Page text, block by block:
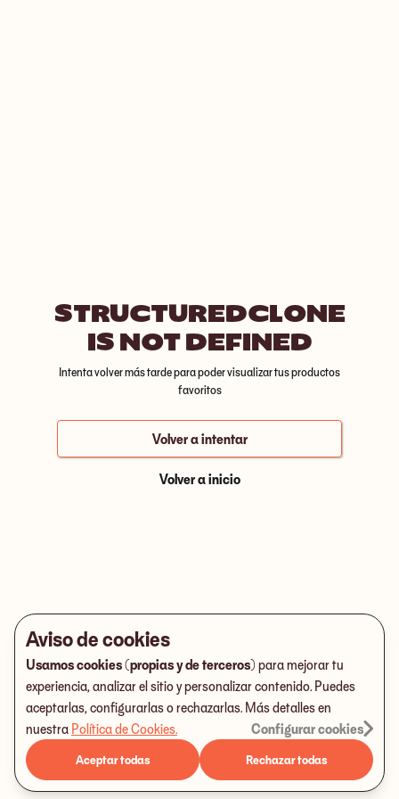
STRUCTUREDCLONE
IS NOT DEFINED
Intenta volver más tarde para poder visualizar tus productos
favoritos
Volver a intentar
Volver a inicio
Aviso de cookies
Usamos cookies (propias y de terceros) para mejorar tu
experiencia, analizar el sitio y personalizar contenido. Puedes
aceptarlas, configurarlas o rechazarlas. Más detalles en
nuestra Política de Cookies. Configurar cookies
Aceptar todas Rechazar todas